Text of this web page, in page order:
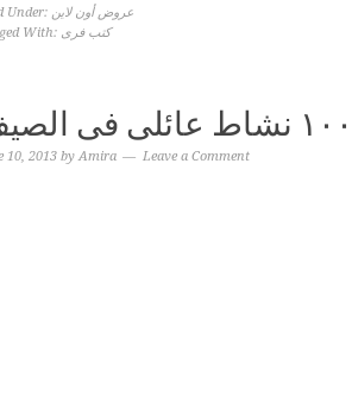
(Opens
in
new
(Opens
in
new
(Opens
in
new
Under: عروض أون لاين
With: كتب فرى
10, 2013 byAmira Leave a Comment